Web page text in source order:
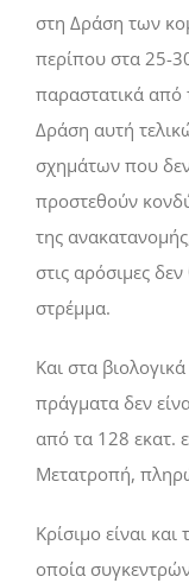
στη ∆ράση των
περίπου στα 25-
παραστατικά από
∆ράση αυτή
σχηµάτων που
προστεθούν
της
στις αρόσιµες
στρέµµα.
Και στα
πράγµατα δεν
από τα 128 εκατ.
Μετατροπή,
Κρίσιµο είναι
οποία